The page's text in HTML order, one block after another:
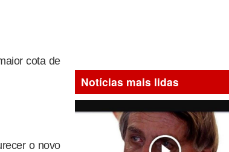
cota de
o novo
Notícias mais lidas